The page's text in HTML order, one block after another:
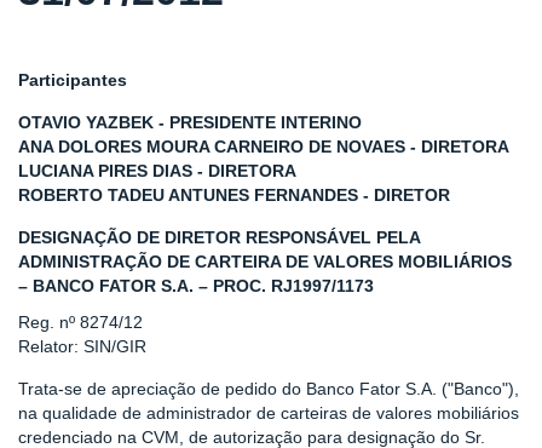
Participantes
OTAVIO YAZBEK - PRESIDENTE INTERINO
ANA DOLORES MOURA CARNEIRO DE NOVAES - DIRETORA
LUCIANA PIRES DIAS - DIRETORA
ROBERTO TADEU ANTUNES FERNANDES - DIRETOR
DESIGNAÇÃO DE DIRETOR RESPONSÁVEL PELA
ADMINISTRAÇÃO DE CARTEIRA DE VALORES MOBILIÁRIOS
– BANCO FATOR S.A. – PROC. RJ1997/1173
Reg. nº 8274/12
Relator: SIN/GIR
Trata-se de apreciação de pedido do Banco Fator S.A. ("Banco"),
na qualidade de administrador de carteiras de valores mobiliários
credenciado na CVM, de autorização para designação do Sr.